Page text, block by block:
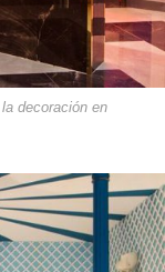
decoración en